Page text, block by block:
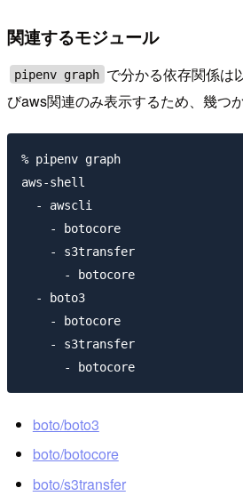
関連するモジュール
pipenv graph で分かる依存関係は
びaws関連のみ表示するため、幾つ
% pipenv graph
aws-shell
  - awscli
    - botocore
    - s3transfer
      - botocore
  - boto3
    - botocore
    - s3transfer
boto/boto3
boto/botocore
boto/s3transfer